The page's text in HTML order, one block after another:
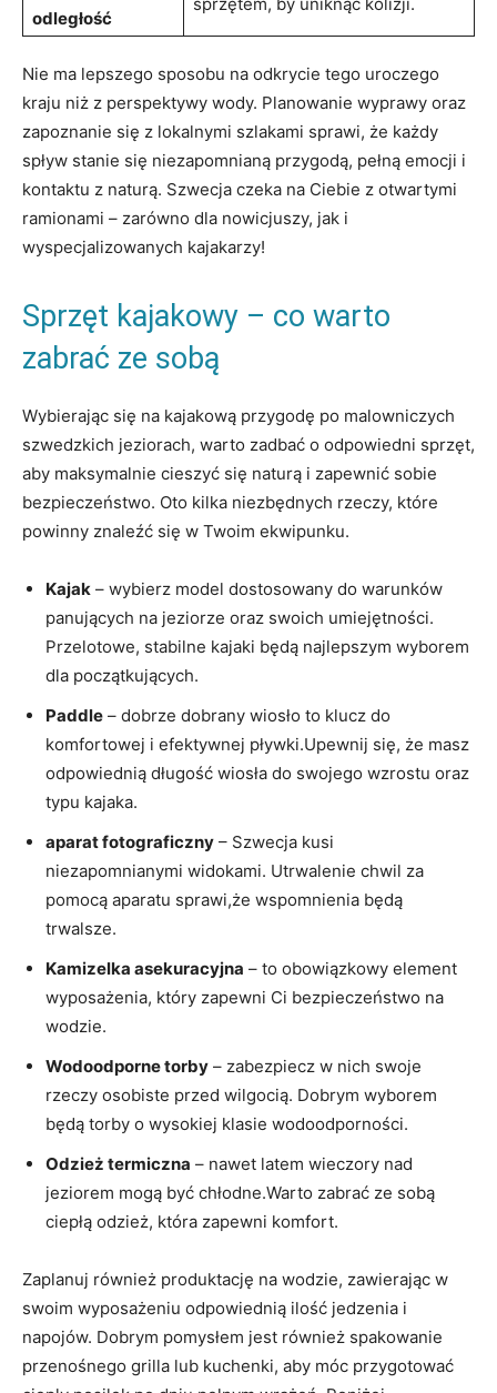
odległość
Nie ma lepszego sposobu na odkrycie tego uroczego
kraju niż z perspektywy wody. Planowanie wyprawy oraz
zapoznanie się z lokalnymi szlakami sprawi, że każdy
spływ stanie się niezapomnianą przygodą, pełną emocji i
kontaktu z naturą. Szwecja czeka na Ciebie z otwartymi
ramionami – zarówno dla nowicjuszy, jak i
wyspecjalizowanych kajakarzy!
Sprzęt kajakowy – co warto
zabrać ze sobą
Wybierając się na kajakową przygodę po malowniczych
szwedzkich jeziorach, warto zadbać o odpowiedni sprzęt,
aby maksymalnie cieszyć się naturą i zapewnić sobie
bezpieczeństwo. Oto kilka niezbędnych rzeczy, które
powinny znaleźć się w Twoim ekwipunku.
Kajak – wybierz model dostosowany do warunków
panujących na jeziorze oraz swoich umiejętności.
Przelotowe, stabilne kajaki będą najlepszym wyborem
dla początkujących.
Paddle – dobrze dobrany wiosło to klucz do
komfortowej i efektywnej pływki.Upewnij się, że masz
odpowiednią długość wiosła do swojego wzrostu oraz
typu kajaka.
aparat fotograficzny – Szwecja kusi
niezapomnianymi widokami. Utrwalenie chwil za
pomocą aparatu sprawi,że wspomnienia będą
trwalsze.
Kamizelka asekuracyjna – to obowiązkowy element
wyposażenia, który zapewni Ci bezpieczeństwo na
wodzie.
Wodoodporne torby – zabezpiecz w nich swoje
rzeczy osobiste przed wilgocią. Dobrym wyborem
będą torby o wysokiej klasie wodoodporności.
Odzież termiczna – nawet latem wieczory nad
jeziorem mogą być chłodne.Warto zabrać ze sobą
ciepłą odzież, która zapewni komfort.
Zaplanuj również produktację na wodzie, zawierając w
swoim wyposażeniu odpowiednią ilość jedzenia i
napojów. Dobrym pomysłem jest również spakowanie
przenośnego grilla lub kuchenki, aby móc przygotować